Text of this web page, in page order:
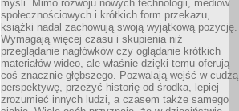
myśli. Mimo rozwoju nowych technologii, mediów
społecznościowych i krótkich form przekazu,
książki nadal zachowują swoją wyjątkową pozycję.
Wymagają więcej czasu i skupienia niż
przeglądanie nagłówków czy oglądanie krótkich
materiałów wideo, ale właśnie dzięki temu oferują
coś znacznie głębszego. Pozwalają wejść w cudzą
perspektywę, przeżyć historię od środka, lepiej
zrozumieć innych ludzi, a czasem także samego